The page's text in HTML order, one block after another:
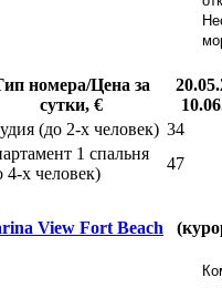
номера/Цена за
сутки, €
(до 2-х человек) 34
1 спальня
4-х человек)
47
View Fort Beach